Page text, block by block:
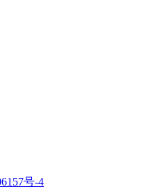
号-4